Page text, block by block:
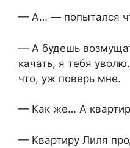
— А… — попытался
— А будешь
качать, я тебя
что, уж поверь мне.
— Как же… А
— Квартиру Лиля